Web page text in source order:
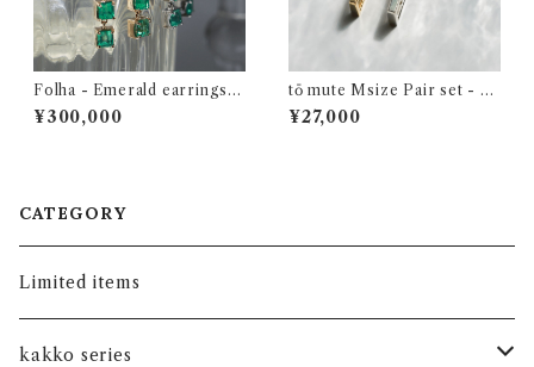
Folha - Emerald earrings K
18YG
¥300,000
tō mute Msize Pair set - ピ
アスを飾れるイヤーカフ
¥27,000
CATEGORY
Limited items
kakko series